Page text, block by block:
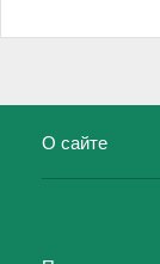
О сайте